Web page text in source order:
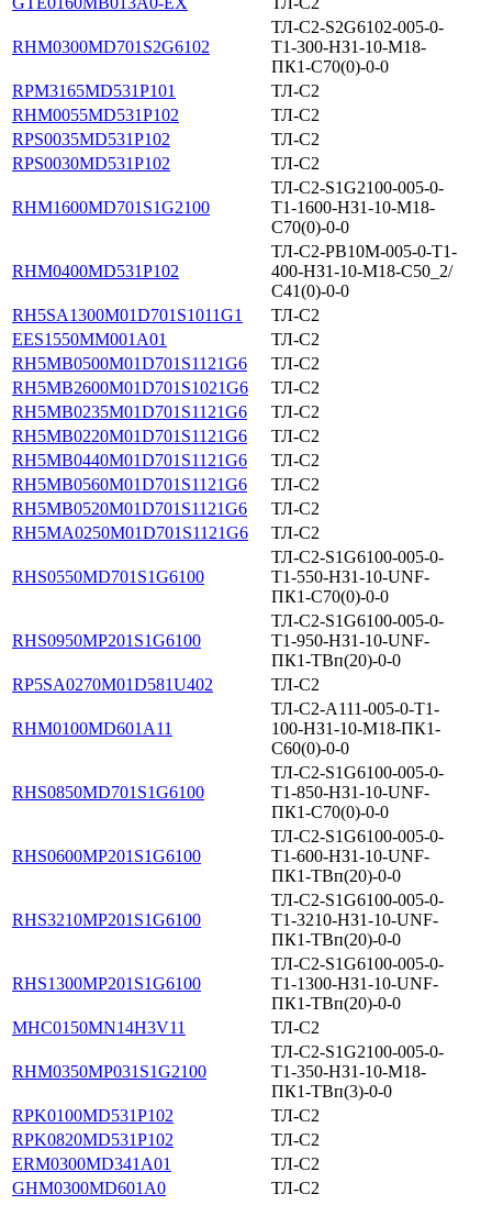
RHM0300MD701S2G6102
ТЛ-С2-S2G6102-005-0-
Т1-300-НЗ1-10-М18-
ПК1-С70(0)-0-0
RPM3165MD531P101
ТЛ-С2
RHM0055MD531P102
ТЛ-С2
RPS0035MD531P102
ТЛ-С2
RPS0030MD531P102
ТЛ-С2
RHM1600MD701S1G2100
ТЛ-С2-S1G2100-005-0-
Т1-1600-НЗ1-10-М18-
С70(0)-0-0
RHM0400MD531P102
ТЛ-С2-PB10M-005-0-Т1-
400-НЗ1-10-М18-C50_2/
С41(0)-0-0
RH5SA1300M01D701S1011G1
ТЛ-С2
EES1550MM001A01
ТЛ-С2
RH5MB0500M01D701S1121G6
ТЛ-С2
RH5MB2600M01D701S1021G6
ТЛ-С2
RH5MB0235M01D701S1121G6
ТЛ-С2
RH5MB0220M01D701S1121G6
ТЛ-С2
RH5MB0440M01D701S1121G6
ТЛ-С2
RH5MB0560M01D701S1121G6
ТЛ-С2
RH5MB0520M01D701S1121G6
ТЛ-С2
RH5MA0250M01D701S1121G6
ТЛ-С2
RHS0550MD701S1G6100
ТЛ-С2-S1G6100-005-0-
Т1-550-НЗ1-10-UNF-
ПК1-С70(0)-0-0
RHS0950MP201S1G6100
ТЛ-С2-S1G6100-005-0-
Т1-950-НЗ1-10-UNF-
ПК1-ТВп(20)-0-0
RP5SA0270M01D581U402
ТЛ-С2
RHM0100MD601A11
ТЛ-С2-А111-005-0-Т1-
100-НЗ1-10-М18-ПК1-
С60(0)-0-0
RHS0850MD701S1G6100
ТЛ-С2-S1G6100-005-0-
Т1-850-НЗ1-10-UNF-
ПК1-С70(0)-0-0
RHS0600MP201S1G6100
ТЛ-С2-S1G6100-005-0-
Т1-600-НЗ1-10-UNF-
ПК1-ТВп(20)-0-0
RHS3210MP201S1G6100
ТЛ-С2-S1G6100-005-0-
Т1-3210-НЗ1-10-UNF-
ПК1-ТВп(20)-0-0
RHS1300MP201S1G6100
ТЛ-С2-S1G6100-005-0-
Т1-1300-НЗ1-10-UNF-
ПК1-ТВп(20)-0-0
MHC0150MN14H3V11
ТЛ-С2
RHM0350MP031S1G2100
ТЛ-С2-S1G2100-005-0-
Т1-350-НЗ1-10-М18-
ПК1-ТВп(3)-0-0
RPK0100MD531P102
ТЛ-С2
RPK0820MD531P102
ТЛ-С2
ERM0300MD341A01
ТЛ-С2
GHM0300MD601A0
ТЛ-С2